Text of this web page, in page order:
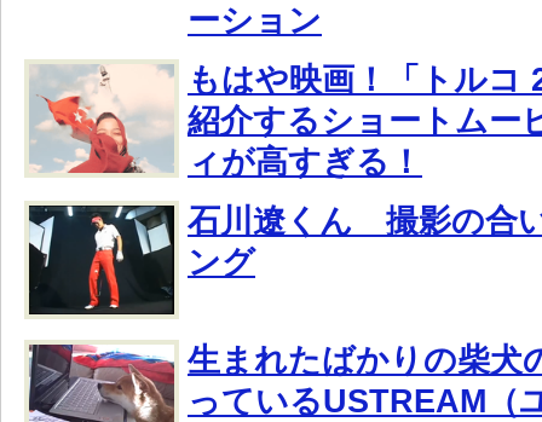
ーション
もはや映画！「トルコ
紹介するショートムー
ィが高すぎる！
石川遼くん 撮影の合
ング
生まれたばかりの柴犬
っているUSTREAM（